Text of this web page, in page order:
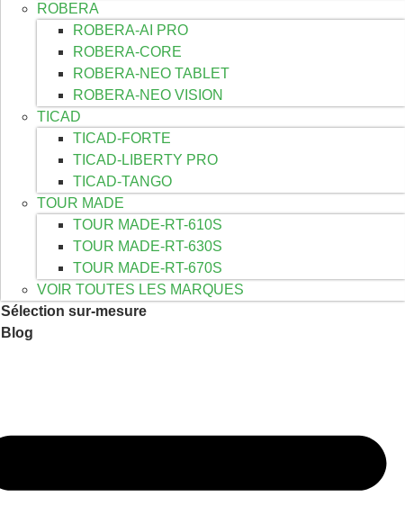
ROBERA
ROBERA-AI PRO
ROBERA-CORE
ROBERA-NEO TABLET
ROBERA-NEO VISION
TICAD
TICAD-FORTE
TICAD-LIBERTY PRO
TICAD-TANGO
TOUR MADE
TOUR MADE-RT-610S
TOUR MADE-RT-630S
TOUR MADE-RT-670S
VOIR TOUTES LES MARQUES
Sélection sur-mesure
Blog